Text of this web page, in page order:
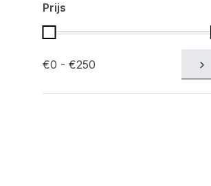
Prijs
€0 - €250